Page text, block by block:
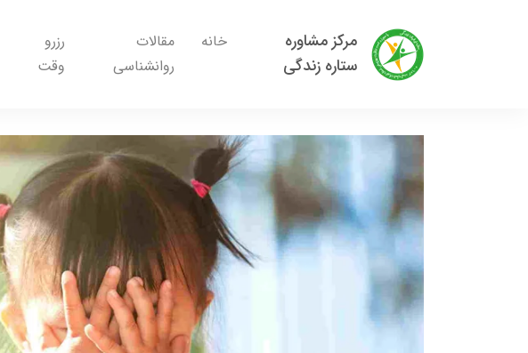
مرکز مشاوره
ستاره زندگی
خانه
مقالات
روانشناسی
رزرو
وقت